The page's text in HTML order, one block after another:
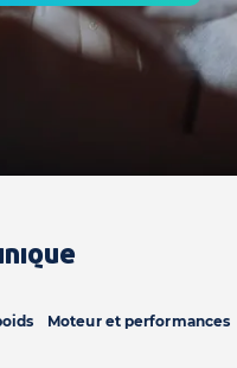
Moteur et performances